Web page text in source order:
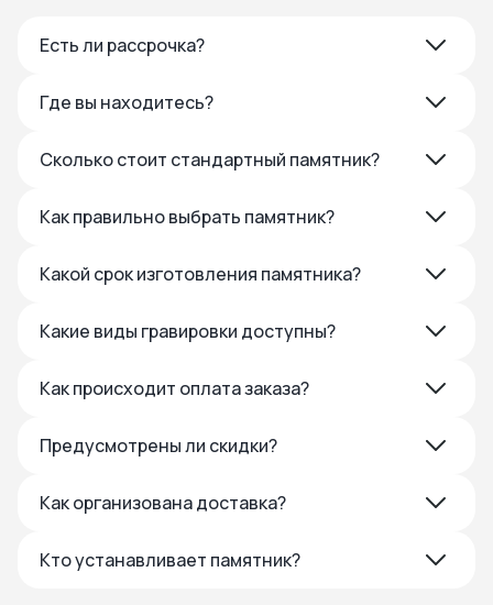
Есть ли рассрочка?
Где вы находитесь?
Сколько стоит стандартный памятник?
Как правильно выбрать памятник?
Какой срок изготовления памятника?
Какие виды гравировки доступны?
Как происходит оплата заказа?
Предусмотрены ли скидки?
Как организована доставка?
Кто устанавливает памятник?